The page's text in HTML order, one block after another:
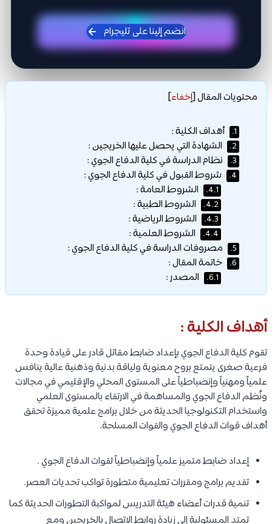
انضم إلينا على تليجرام
محتويات المقال[إخفاء]
1. أهداف الكلية :
2. الشهادة التي يحصل عليها الخريجين :
3. نظام الدراسة في كلية الدفاع الجوي :
4. شروط القبول في كلية الدفاع الجوي :
4.1. الشروط العامة :
4.2. الشروط الطبية :
4.3. الشروط الرياضية :
4.4. الشروط العلمية :
5. مصروفات الدراسة في كلية الدفاع الجوي :
6. خاتمة المقال :
6.1. المصدر :
أهداف الكلية :
تقوم كلية الدفاع الجوي بإعداد ضابط مقاتل قادر على قيادة وحدة
فرعية صغرى يتمتع بروح معنوية ولياقة بدنية وذهنية عالية ينافس
علمياً ومهنياً وإنضباطياً على المستوى المحلي والإقليمي في مجالات
ونُظم الدفاع الجوي والمساهمة في الارتقاء بالمستوى العلمي
واستخدام التكنولوجيا الحديثة من خلال برامج علمية مميزة تحقق
أهداف قوات الدفاع الجوي والقوات المسلحة.
إعداد ضابط متميز علمياً وإنضباطياً لقوات الدفاع الجوي .
تقديم برامج ومقررات تعليمية متطورة تواكب تحديات العصر.
تنمية قدرات أعضاء هيئة التدريس لمواكبة التطورات الحديثة كما
تمتد المسئولية إلى زيادة روابط الاتصال بالخريجين ومع